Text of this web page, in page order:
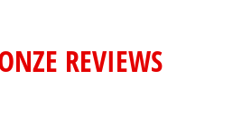
REVIEWS